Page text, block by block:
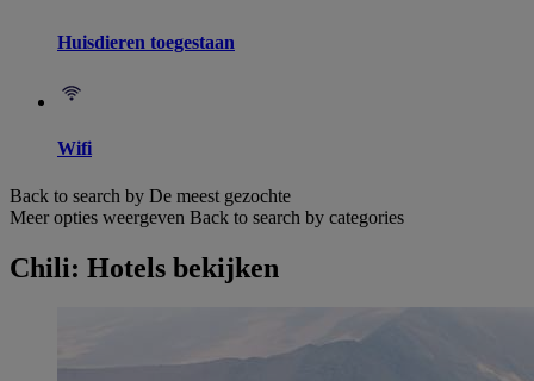
Huisdieren toegestaan
Wifi
Back to search by De meest gezochte
Meer opties weergeven Back to search by categories
Chili: Hotels bekijken